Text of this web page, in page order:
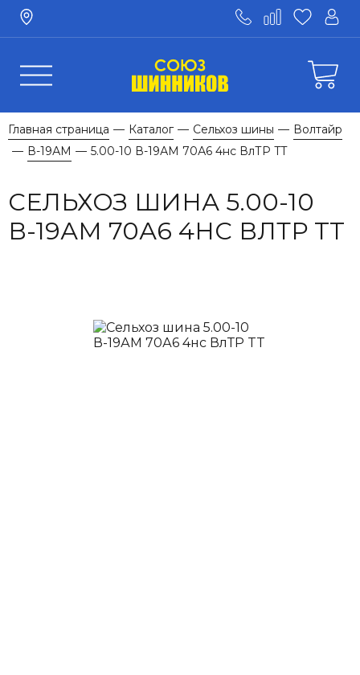
Главная страница — Каталог — Сельхоз шины — Волтайр
— В-19АМ — 5.00-10 В-19АМ 70А6 4нс ВлТР TT
СЕЛЬХОЗ ШИНА 5.00-10
В-19АМ 70А6 4НС ВЛТР TT